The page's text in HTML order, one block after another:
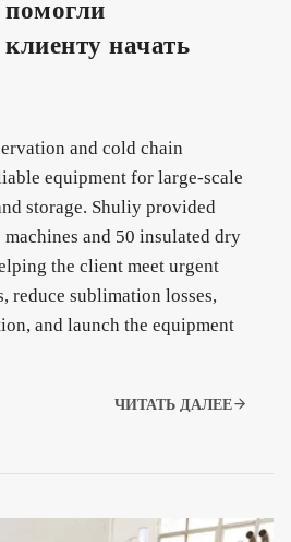
начать
and cold chain
equipment for large-scale
storage. Shuliy provided
and 50 insulated dry
the client meet urgent
reduce sublimation losses,
and launch the equipment
ЧИТАТЬ ДАЛЕЕ